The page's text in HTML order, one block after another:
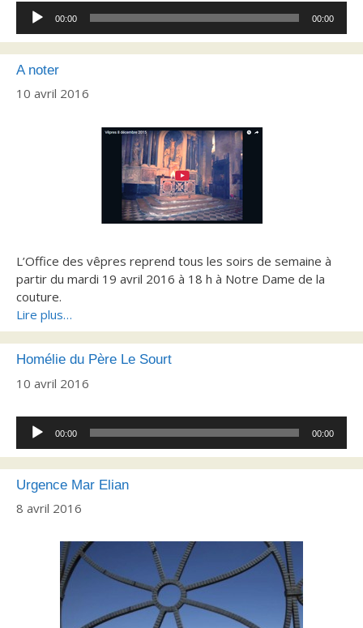
Lecteur
audio
00:00 00:00
A noter
10 avril 2016
L’Office des vêpres reprend tous les soirs de semaine à
partir du mardi 19 avril 2016 à 18 h à Notre Dame de la
couture.
Lire plus…
Homélie du Père Le Sourt
10 avril 2016
Lecteur
audio
00:00 00:00
Urgence Mar Elian
8 avril 2016